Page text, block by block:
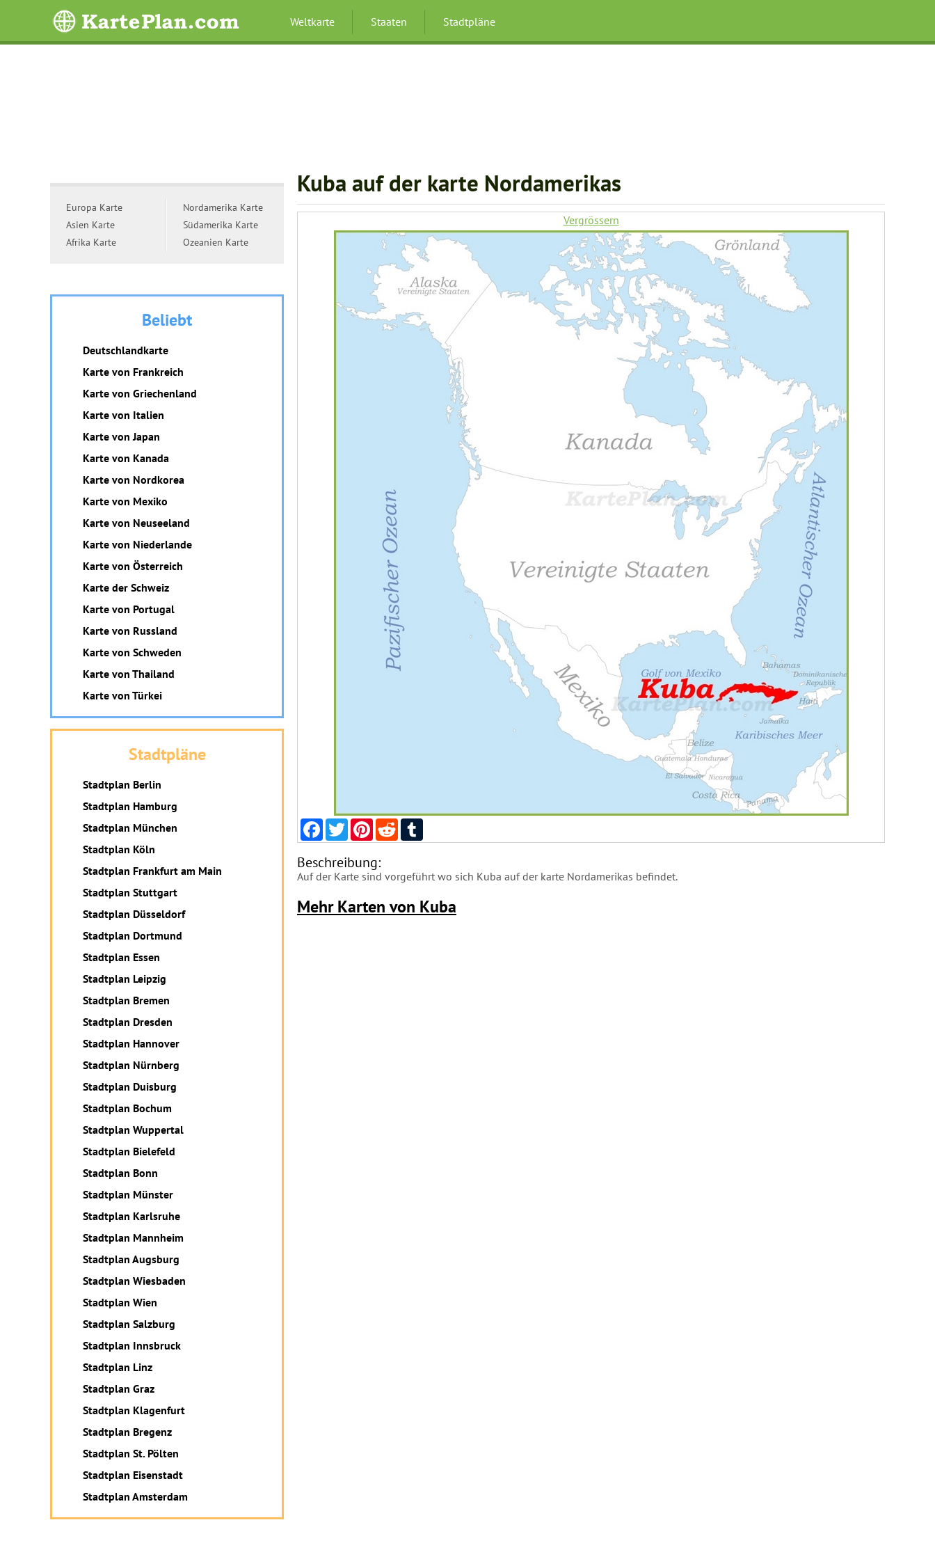
Weltkarte Staaten Stadtpläne
Kuba auf der karte Nordamerikas
Vergrössern
Facebook
TwitterPinterest
Reddit
Beschreibung:
Auf der Karte sind vorgeführt wo sich Kuba auf der karte Nordamerikas befindet.
Mehr Karten von Kuba
Europa Karte
Asien Karte
Afrika Karte
Nordamerika Karte
Südamerika Karte
Ozeanien Karte
Beliebt
Deutschlandkarte
Karte von Frankreich
Karte von Griechenland
Karte von Italien
Karte von Japan
Karte von Kanada
Karte von Nordkorea
Karte von Mexiko
Karte von Neuseeland
Karte von Niederlande
Karte von Österreich
Karte der Schweiz
Karte von Portugal
Karte von Russland
Karte von Schweden
Karte von Thailand
Karte von Türkei
Stadtpläne
Stadtplan Berlin
Stadtplan Hamburg
Stadtplan München
Stadtplan Köln
Stadtplan Frankfurt am Main
Stadtplan Stuttgart
Stadtplan Düsseldorf
Stadtplan Dortmund
Stadtplan Essen
Stadtplan Leipzig
Stadtplan Bremen
Stadtplan Dresden
Stadtplan Hannover
Stadtplan Nürnberg
Stadtplan Duisburg
Stadtplan Bochum
Stadtplan Wuppertal
Stadtplan Bielefeld
Stadtplan Bonn
Stadtplan Münster
Stadtplan Karlsruhe
Stadtplan Mannheim
Stadtplan Augsburg
Stadtplan Wiesbaden
Stadtplan Wien
Stadtplan Salzburg
Stadtplan Innsbruck
Stadtplan Linz
Stadtplan Graz
Stadtplan Klagenfurt
Stadtplan Bregenz
Stadtplan St. Pölten
Stadtplan Eisenstadt
Stadtplan Amsterdam